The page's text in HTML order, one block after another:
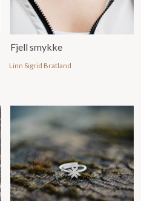
Fjell smykke
Linn Sigrid Bratland